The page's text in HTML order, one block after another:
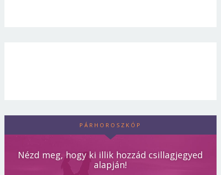
PÁRHOROSZKÓP
Nézd meg, hogy ki illik hozzád csillagjegyed
alapján!